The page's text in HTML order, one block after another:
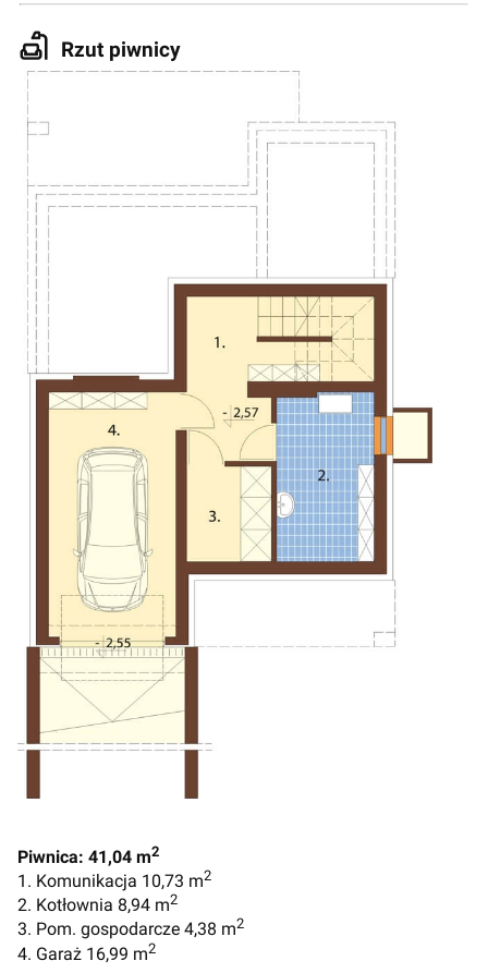
Rzut piwnicy
Piwnica: 41,04 m2
1. Komunikacja 10,73 m2
2. Kotłownia 8,94 m2
3. Pom. gospodarcze 4,38 m2
4. Garaż 16,99 m2